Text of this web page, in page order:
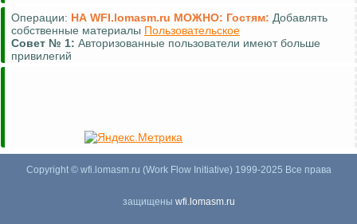
Операции: НА WFI.lomasm.ru МОЖНО: Гостям: Добавлять
собственные материалы Пользовательское
Совет № 1: Авторизованные пользователи имеют больше
привилегий
Copyright © wfi.lomasm.ru (Work Flow Initiative) 1999-2025 Все права
защищены wfi.lomasm.ru